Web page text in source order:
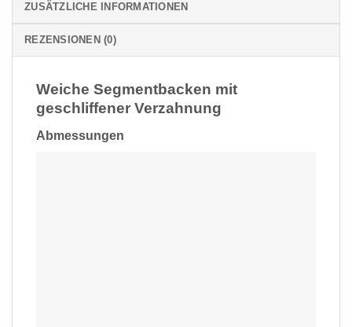
ZUSÄTZLICHE INFORMATIONEN
REZENSIONEN (0)
Weiche Segmentbacken mit
geschliffener Verzahnung
Abmessungen